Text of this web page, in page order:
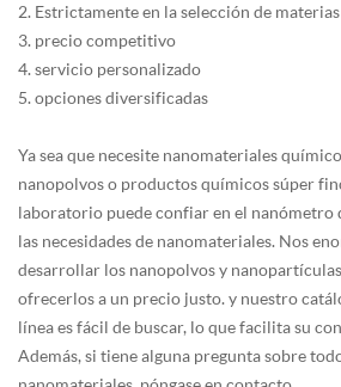
2. Estrictamente en la selección de
3. precio competitivo
4. servicio personalizado
5. opciones diversificadas
Ya sea que necesite nanomateriales
nanopolvos o productos químicos súper
laboratorio puede confiar en el nanómetro
las necesidades de nanomateriales. Nos
desarrollar los nanopolvos y
ofrecerlos a un precio justo. y nuestro
línea es fácil de buscar, lo que facilita su
Además, si tiene alguna pregunta sobre